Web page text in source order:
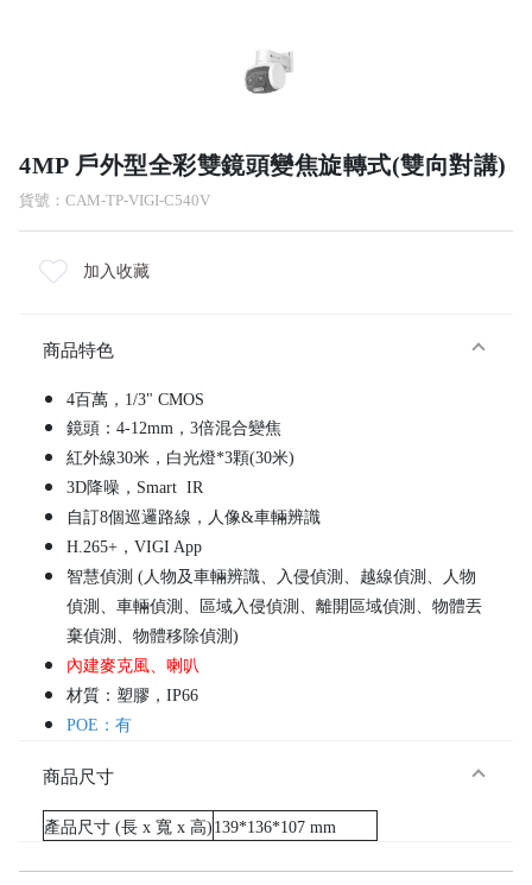
4MP 戶外型全彩雙鏡頭變焦旋轉式(雙向對講)
貨號：CAM-TP-VIGI-C540V
加入收藏
商品特色
4百萬，1/3" CMOS
鏡頭：4-12mm，3倍混合變焦
紅外線30米，白光燈*3顆(30米)
3D降噪，Smart IR
自訂8個巡邏路線，人像&車輛辨識
H.265+，VIGI App
智慧偵測 (人物及車輛辨識、入侵偵測、越線偵測、人物
偵測、車輛偵測、區域入侵偵測、離開區域偵測、物體丟
棄偵測、物體移除偵測)
內建麥克風、喇叭
材質：塑膠，IP66
POE：有
商品尺寸
產品尺寸 (長 x 寬 x 高) 139*136*107 mm